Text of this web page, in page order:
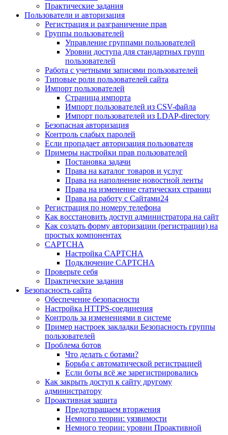
Практические задания
Пользователи и авторизация
Регистрация и разграничение прав
Группы пользователей
Управление группами пользователей
Уровни доступа для стандартных групп
пользователей
Работа с учетными записями пользователей
Типовые роли пользователей сайта
Импорт пользователей
Страница импорта
Импорт пользователей из CSV-файла
Импорт пользователей из LDAP-directory
Безопасная авторизация
Контроль слабых паролей
Если пропадает авторизация пользователя
Примеры настройки прав пользователей
Постановка задачи
Права на каталог товаров и услуг
Права на наполнение новостной ленты
Права на изменение статических страниц
Права на работу с Сайтами24
Регистрация по номеру телефона
Как восстановить доступ администратора на сайт
Как создать форму авторизации (регистрации) на
простых компонентах
CAPTCHA
Настройка CAPTCHA
Подключение CAPTCHA
Проверьте себя
Практические задания
Безопасность сайта
Обеспечение безопасности
Настройка HTTPS-соединения
Контроль за изменениями в системе
Пример настроек закладки Безопасность группы
пользователей
Проблема ботов
Что делать с ботами?
Борьба с автоматической регистрацией
Если боты всё же зарегистрировались
Как закрыть доступ к сайту другому
администратору
Проактивная защита
Предотвращаем вторжения
Немного теории: уязвимости
Немного теории: уровни Проактивной